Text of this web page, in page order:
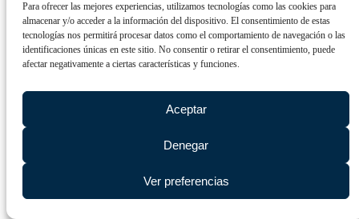
Para ofrecer las mejores experiencias, utilizamos tecnologías como las cookies para
almacenar y/o acceder a la información del dispositivo. El consentimiento de estas
tecnologías nos permitirá procesar datos como el comportamiento de navegación o las
identificaciones únicas en este sitio. No consentir o retirar el consentimiento, puede
afectar negativamente a ciertas características y funciones.
Aceptar
Denegar
Ver preferencias
Este @ño